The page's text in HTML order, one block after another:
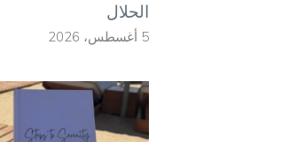
الحلال
5 أغسطس، 2026